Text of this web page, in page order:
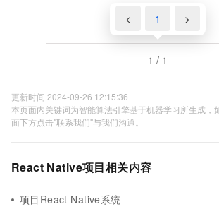
< 1 >
1 / 1
更新时间 2024-09-26 12:15:36
本页面内关键词为智能算法引擎基于机器学习所生成，
面下方点击"联系我们"与我们沟通。
React Native项目相关内容
项目React Native系统